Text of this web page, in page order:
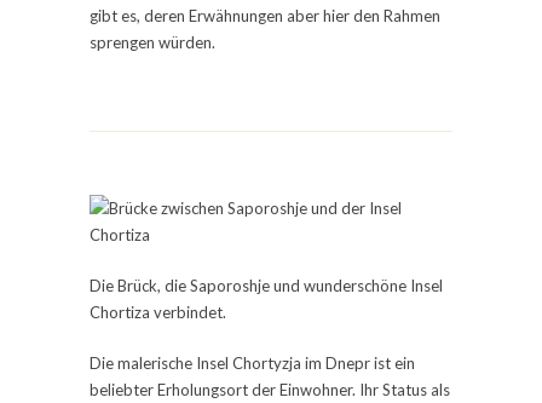
gibt es, deren Erwähnungen aber hier den Rahmen
sprengen würden.
Die Brück, die Saporoshje und wunderschöne Insel
Chortiza verbindet.
Die malerische Insel Chortyzja im Dnepr ist ein
beliebter Erholungsort der Einwohner. Ihr Status als